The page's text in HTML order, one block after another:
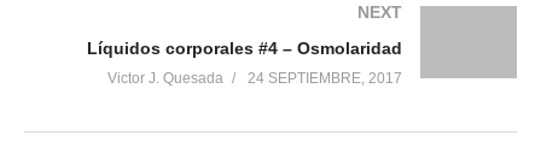
NEXT
Líquidos corporales #4 – Osmolaridad
Victor J. Quesada 24 SEPTIEMBRE, 2017